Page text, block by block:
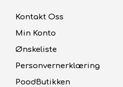
Kontakt Oss
Min Konto
Ønskeliste
Personvernerklæring
PoodButikken